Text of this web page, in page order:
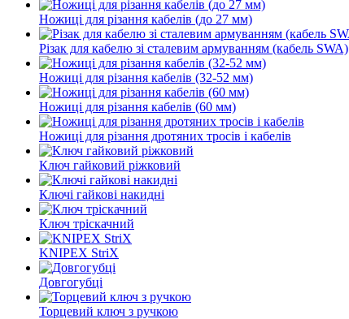
Ножиці для різання кабелів (до 27 мм)
Різак для кабелю зі сталевим армуванням (кабель SWA)
Ножиці для різання кабелів (32-52 мм)
Ножиці для різання кабелів (60 мм)
Ножиці для різання дротяних тросів і кабелів
Ключ гайковий ріжковий
Ключі гайкові накидні
Ключ тріскачний
KNIPEX StriX
Довгогубці
Торцевий ключ з ручкою